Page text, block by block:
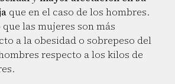
que en el caso de los hombres.
las mujeres son más
a la obesidad o sobrepeso del
respecto a los kilos de